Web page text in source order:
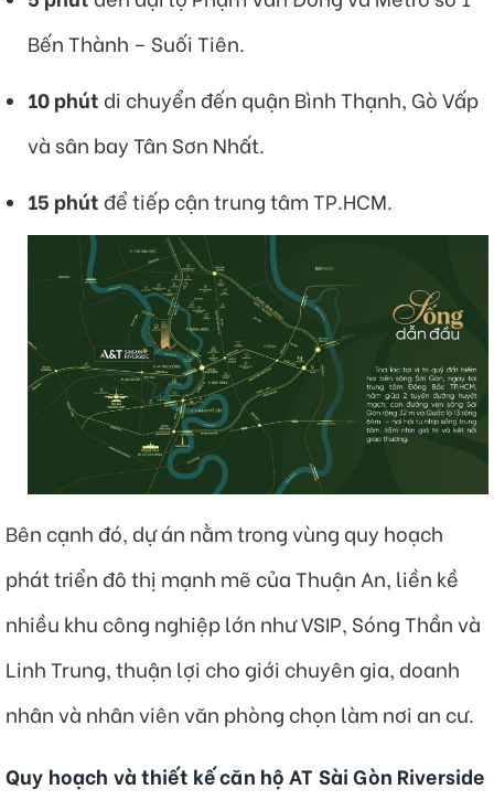
Bến Thành – Suối Tiên.
10 phút di chuyển đến quận Bình Thạnh, Gò Vấp
và sân bay Tân Sơn Nhất.
15 phút để tiếp cận trung tâm TP.HCM.
Bên cạnh đó, dự án nằm trong vùng quy hoạch
phát triển đô thị mạnh mẽ của Thuận An, liền kề
nhiều khu công nghiệp lớn như VSIP, Sóng Thần và
Linh Trung, thuận lợi cho giới chuyên gia, doanh
nhân và nhân viên văn phòng chọn làm nơi an cư.
Quy hoạch và thiết kế căn hộ AT Sài Gòn Riverside